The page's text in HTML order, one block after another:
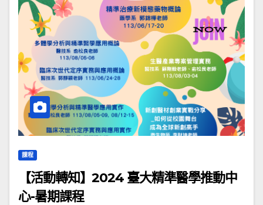
課程
【活動轉知】2024 臺大精準醫學推動中
心-暑期課程